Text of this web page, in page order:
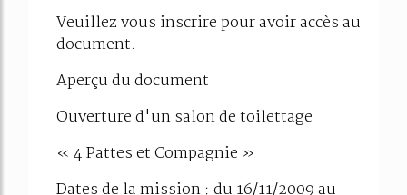
Veuillez vous inscrire pour avoir accès au
document.
Aperçu du document
Ouverture d'un salon de toilettage
« 4 Pattes et Compagnie »
Dates de la mission : du 16/11/2009 au